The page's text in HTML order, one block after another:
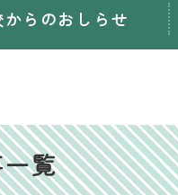
からのおしらせ
覧